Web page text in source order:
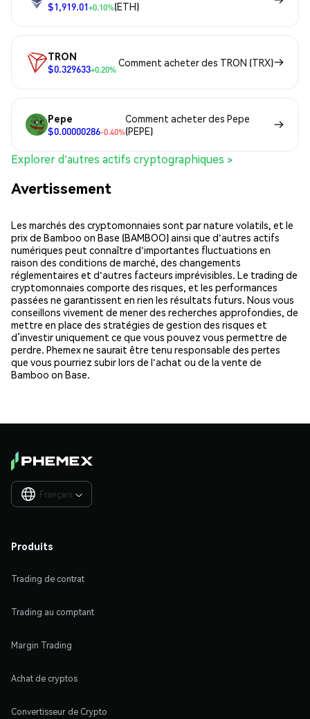
$1,919.01+0.10%(ETH)
TRON
$0.329633+0.20%
Comment acheter des TRON (TRX)
Pepe
$0.00000286-0.40%
Comment acheter des Pepe
(PEPE)
Explorer d'autres actifs cryptographiques >
Avertissement
Les marchés des cryptomonnaies sont par nature volatils, et le
prix de Bamboo on Base (BAMBOO) ainsi que d'autres actifs
numériques peut connaître d'importantes fluctuations en
raison des conditions de marché, des changements
réglementaires et d'autres facteurs imprévisibles. Le trading de
cryptomonnaies comporte des risques, et les performances
passées ne garantissent en rien les résultats futurs. Nous vous
conseillons vivement de mener des recherches approfondies, de
mettre en place des stratégies de gestion des risques et
d’investir uniquement ce que vous pouvez vous permettre de
perdre. Phemex ne saurait être tenu responsable des pertes
que vous pourriez subir lors de l'achat ou de la vente de
Bamboo on Base.
Français 
Produits
Trading de contrat
Trading au comptant
Margin Trading
Achat de cryptos
Convertisseur de Crypto